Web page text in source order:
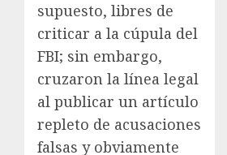
supuesto, libres de
criticar a la cúpula del
FBI; sin embargo,
cruzaron la línea legal
al publicar un artículo
repleto de acusaciones
falsas y obviamente